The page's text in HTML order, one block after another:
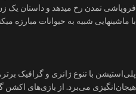
با ماشینهایی شبیه به حیوانات مبارزه
پلی‌استیشن با تنوع ژانری و گرافیک
هیجان‌انگیزی می‌برد. از بازی‌های اکشن